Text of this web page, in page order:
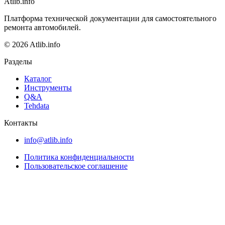
Платформа технической документации для самостоятельного
ремонта автомобилей.
© 2026 Atlib.info
Разделы
Каталог
Инструменты
Q&A
Tehdata
Контакты
info@atlib.info
Политика конфиденциальности
Пользовательское соглашение